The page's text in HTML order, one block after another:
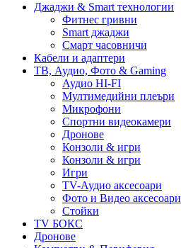
Джаджи & Smart технологии
Фитнес гривни
Smart джаджи
Смарт часовничи
Кабели и адаптери
ТВ, Аудио, Фото & Gaming
Аудио HI-FI
Мултимедийни плеъри
Микрофони
Спортни видеокамери
Дронове
Конзоли & игри
Конзоли & игри
Игри
TV-Аудио аксесоари
Фото и Видео аксесоари
Стойки
TV БОКС
Дронове